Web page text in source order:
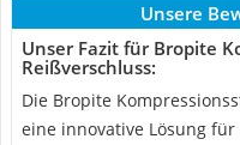
Unsere
Unser Fazit für Bropite
Reißverschluss:
Die Bropite
eine innovative Lösung